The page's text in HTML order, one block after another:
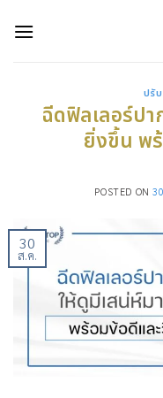
ปรั
ฉีดฟิลเลอร์ป
ยิ่งขึ้น พ
POSTED ON
30
ส.ค.